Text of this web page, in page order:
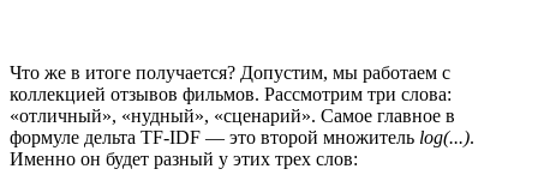
Что же в итоге получается? Допустим, мы работаем с
коллекцией отзывов фильмов. Рассмотрим три слова:
«отличный», «нудный», «сценарий». Самое главное в
формуле дельта TF-IDF — это второй множитель log(...).
Именно он будет разный у этих трех слов: